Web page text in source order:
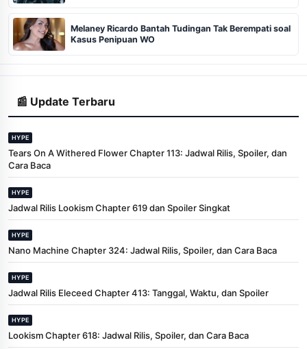
Melaney Ricardo Bantah Tudingan Tak Berempati soal
Kasus Penipuan WO
📰 Update Terbaru
HYPE
Tears On A Withered Flower Chapter 113: Jadwal Rilis, Spoiler, dan
Cara Baca
HYPE
Jadwal Rilis Lookism Chapter 619 dan Spoiler Singkat
HYPE
Nano Machine Chapter 324: Jadwal Rilis, Spoiler, dan Cara Baca
HYPE
Jadwal Rilis Eleceed Chapter 413: Tanggal, Waktu, dan Spoiler
HYPE
Lookism Chapter 618: Jadwal Rilis, Spoiler, dan Cara Baca